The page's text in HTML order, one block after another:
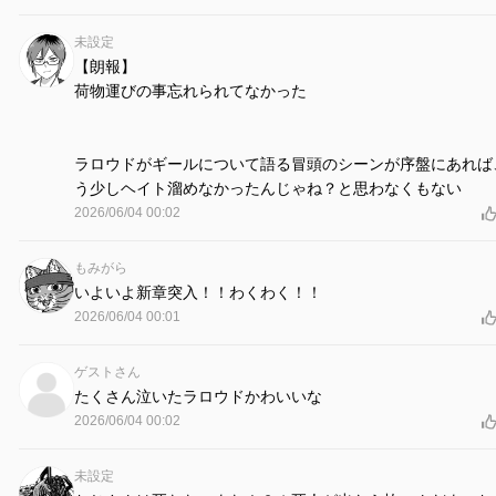
未設定
【朗報】
荷物運びの事忘れられてなかった
ラロウドがギールについて語る冒頭のシーンが序盤にあれば
う少しヘイト溜めなかったんじゃね？と思わなくもない
2026/06/04 00:02
もみがら
いよいよ新章突入！！わくわく！！
2026/06/04 00:01
ゲストさん
たくさん泣いたラロウドかわいいな
2026/06/04 00:02
未設定